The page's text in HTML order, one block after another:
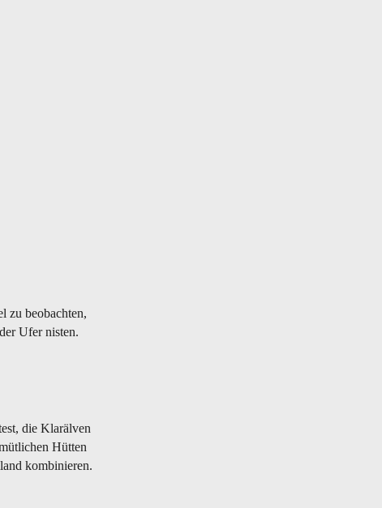
zu beobachten,
Ufer nisten.
die Klarälven
Hütten
kombinieren.